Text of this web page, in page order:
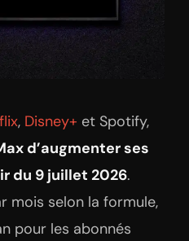
, Disney+ et Spotify,
d’augmenter ses
du 9 juillet 2026.
mois selon la formule,
pour les abonnés